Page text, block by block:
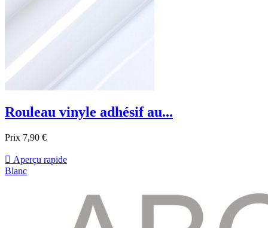
Rouleau vinyle adhésif au...
Prix 7,90 €
 Aperçu rapide
Blanc